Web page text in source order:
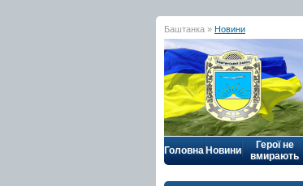
Баштанка » Новини
Головна Новини
Герої не
вмирають